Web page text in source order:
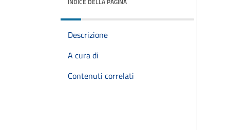
Descrizione
A cura di
Contenuti correlati